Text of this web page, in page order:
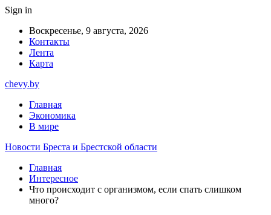
Sign in
Воскресенье, 9 августа, 2026
Контакты
Лента
Карта
chevy.by
Главная
Экономика
В мире
Новости Бреста и Брестской области
Главная
Интересное
Что происходит с организмом, если спать слишком
много?